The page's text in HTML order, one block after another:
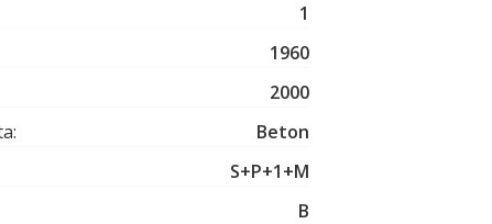
1
1960
2000
Beton
S+P+1+M
B